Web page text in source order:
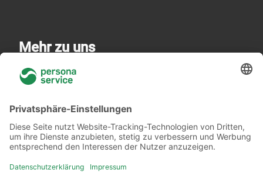
Mehr zu uns
Über uns
Akademie